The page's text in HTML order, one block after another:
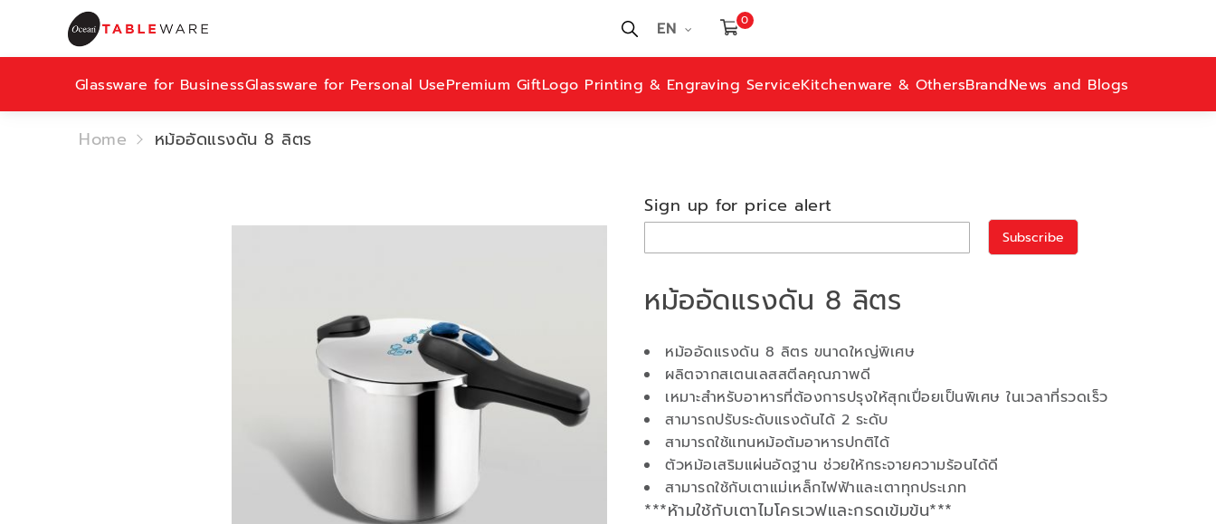
EN 0
Glassware for BusinessGlassware for Personal UsePremium GiftLogo Printing & Engraving ServiceKitchenware & OthersBrandNews and Blogs
Home หม้ออัดแรงดัน 8 ลิตร
หม้ออัดแรงดัน 8 ลิตร
หม้ออัดแรงดัน 8 ลิตร ขนาดใหญ่พิเศษ
ผลิตจากสเตนเลสสตีลคุณภาพดี
เหมาะสำหรับอาหารที่ต้องการปรุงให้สุกเปื่อยเป็นพิเศษ ในเวลาที่รวดเร็ว
สามารถปรับระดับแรงดันได้ 2 ระดับ
สามารถใช้แทนหม้อต้มอาหารปกติได้
ตัวหม้อเสริมแผ่นอัดฐาน ช่วยให้กระจายความร้อนได้ดี
สามารถใช้กับเตาแม่เหล็กไฟฟ้าและเตาทุกประเภท
***ห้ามใช้กับเตาไมโครเวฟและกรดเข้มข้น***
Sign up for price alert
Subscribe